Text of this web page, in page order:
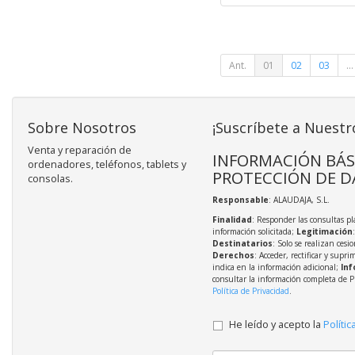
Ant. 01 02 03 ...
Sobre Nosotros
Venta y reparación de
ordenadores, teléfonos, tablets y
consolas.
¡Suscríbete a
INFORMACIÓN
PROTECCIÓN DE
Responsable: ALAUDAJA, S.L.
Finalidad: Responder las consultas
información solicitada; Legitimación
Destinatarios: Solo se realizan
Derechos: Acceder, rectificar y
indica en la información adicional;
consultar la información completa de
Política de Privacidad.
He leído y acepto la